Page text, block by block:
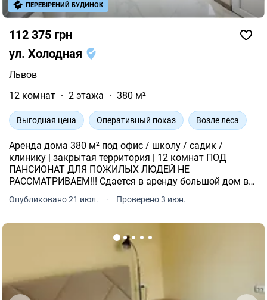
112 375 грн
ул. Холодная
Львов
12 комнат
2 этажа 380 м²
Выгодная цена Оперативный показ Возле леса
Аренда дома 380 м² под офис / школу / садик /
клинику | закрытая территория | 12 комнат ПОД
ПАНСИОНАТ ДЛЯ ПОЖИЛЫХ ЛЮДЕЙ НЕ
РАССМАТРИВАЕМ!!! Сдается в аренду большой дом в
частном секторе, идеально под офис закрытого типа,
IT-компанию, частную школу, детский сад,
Опубликовано 21 июл. · Проверено 3 июн.
ПЕРЕВІРЕНИЙ БУДИНОК